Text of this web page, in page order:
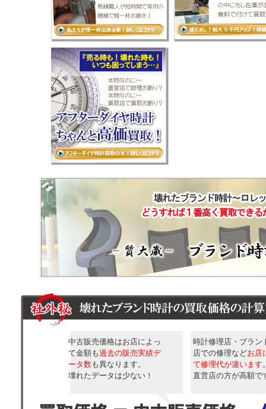
中古販売価格はお店によっ
て金額も過去の販売実績デ
ータ数も異なります。
壊れたデータは少ない！
時計修理店・ブラン
店での修理などお店
て修理代が違います
直営店の方が高額で